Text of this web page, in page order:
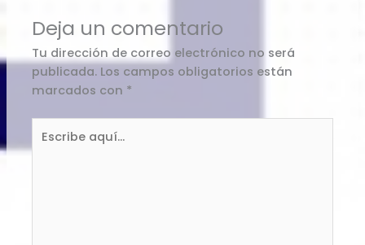
Deja un comentario
Tu dirección de correo electrónico no será
publicada. Los campos obligatorios están
marcados con *
aquí...